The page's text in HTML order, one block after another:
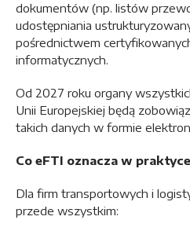
dokumentów (np. listów
udostępniania
pośrednictwem
informatycznych.
Od 2027 roku organy
Unii Europejskiej będą
takich danych w formie
Co eFTI oznacza w
Dla firm transportowych i
przede wszystkim: